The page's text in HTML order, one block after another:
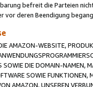
befreit die Parteien
vor deren Beendigung
AMAZON-WEBSITE,
DIE DOMAIN-NAMEN,
SOWIE FUNKTIONEN,
AMAZON, UNSEREN